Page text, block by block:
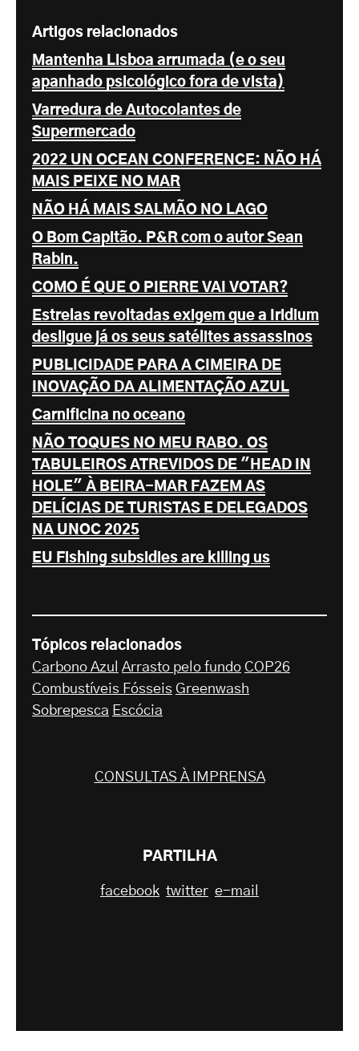
Artigos relacionados
Mantenha Lisboa arrumada (e o seu
apanhado psicológico fora de vista)
Varredura de Autocolantes de
Supermercado
2022 UN OCEAN CONFERENCE: NÃO HÁ
MAIS PEIXE NO MAR
NÃO HÁ MAIS SALMÃO NO LAGO
O Bom Capitão. P&R com o autor Sean
Rabin.
COMO É QUE O PIERRE VAI VOTAR?
Estrelas revoltadas exigem que a Iridium
desligue já os seus satélites assassinos
PUBLICIDADE PARA A CIMEIRA DE
INOVAÇÃO DA ALIMENTAÇÃO AZUL
Carnificina no oceano
NÃO TOQUES NO MEU RABO. OS
TABULEIROS ATREVIDOS DE "HEAD IN
HOLE" À BEIRA-MAR FAZEM AS
DELÍCIAS DE TURISTAS E DELEGADOS
NA UNOC 2025
EU Fishing subsidies are killing us
Tópicos relacionados
Carbono Azul Arrasto pelo fundo COP26
Combustíveis Fósseis Greenwash
Sobrepesca Escócia
CONSULTAS À IMPRENSA
PARTILHA
facebook twitter e-mail